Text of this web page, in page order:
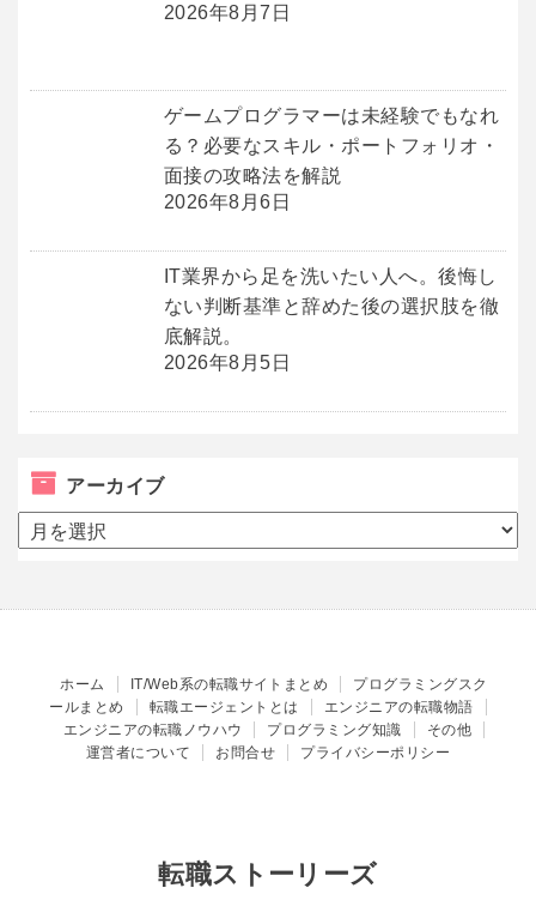
2026年8月7日
ゲームプログラマーは未経験でもなれ
る？必要なスキル・ポートフォリオ・
面接の攻略法を解説
2026年8月6日
IT業界から足を洗いたい人へ。後悔し
ない判断基準と辞めた後の選択肢を徹
底解説。
2026年8月5日
アーカイブ
ア
ー
ホーム IT/Web系の転職サイトまとめ
プログラミングスク
ールまとめ
転職エージェントとは
エンジニアの転職物語
エンジニアの転職ノウハウ
プログラミング知識
その他
運営者について
お問合せ プライバシーポリシー
転職ストーリーズ